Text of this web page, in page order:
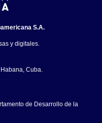
S.A.
y digitales.
Cuba.
de Desarrollo de la